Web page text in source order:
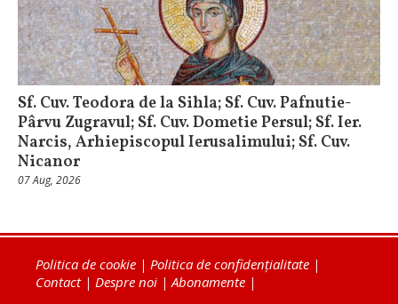
Sf. Cuv. Teodora de la Sihla; Sf. Cuv. Pafnutie-
Pârvu Zugravul; Sf. Cuv. Dometie Persul; Sf. Ier.
Narcis, Arhiepiscopul Ierusalimului; Sf. Cuv.
Nicanor
07 Aug, 2026
Politica de cookie | Politica de confidențialitate |
Contact| Despre noi |Abonamente |